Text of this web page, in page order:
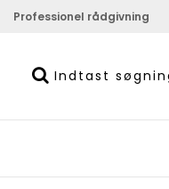
Professionel rådgivning